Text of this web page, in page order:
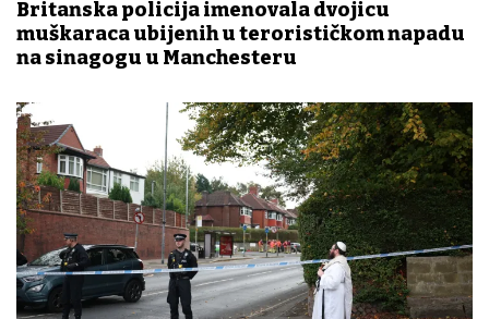
Britanska policija imenovala dvojicu
muškaraca ubijenih u terorističkom napadu
na sinagogu u Manchesteru